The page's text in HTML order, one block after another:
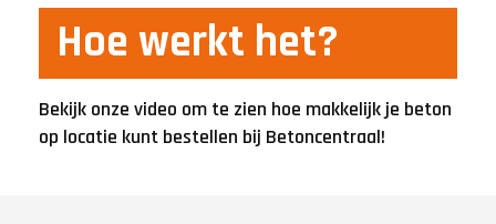
Hoe werkt het?
Bekijk onze video om te zien hoe makkelijk je beton
op locatie kunt bestellen bij Betoncentraal!